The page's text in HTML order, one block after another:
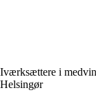
Iværksættere i
Helsingør